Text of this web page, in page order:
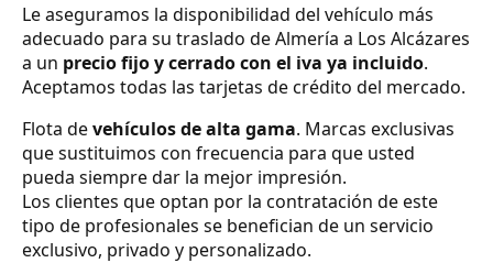
Le aseguramos la disponibilidad del vehículo más
adecuado para su traslado de Almería a Los Alcázares
a un precio fijo y cerrado con el iva ya incluido.
Aceptamos todas las tarjetas de crédito del mercado.
Flota devehículos de alta gama. Marcas exclusivas
que sustituimos con frecuencia para que usted
pueda siempre dar la mejor impresión.
Los clientes que optan por la contratación de este
tipo de profesionales se benefician de un servicio
exclusivo, privado y personalizado.